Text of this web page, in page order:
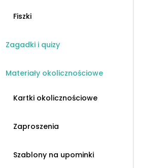
Fiszki
Zagadki i quizy
Materiały okolicznościowe
Kartki okolicznościowe
Zaproszenia
Szablony na upominki